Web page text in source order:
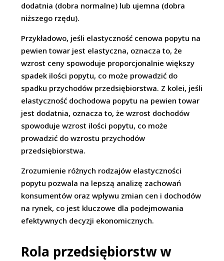
dodatnia (dobra normalne) lub ujemna (dobra
niższego rzędu).
Przykładowo, jeśli elastyczność cenowa popytu na
pewien towar jest elastyczna, oznacza to, że
wzrost ceny spowoduje proporcjonalnie większy
spadek ilości popytu, co może prowadzić do
spadku przychodów przedsiębiorstwa. Z kolei, jeśli
elastyczność dochodowa popytu na pewien towar
jest dodatnia, oznacza to, że wzrost dochodów
spowoduje wzrost ilości popytu, co może
prowadzić do wzrostu przychodów
przedsiębiorstwa.
Zrozumienie różnych rodzajów elastyczności
popytu pozwala na lepszą analizę zachowań
konsumentów oraz wpływu zmian cen i dochodów
na rynek, co jest kluczowe dla podejmowania
efektywnych decyzji ekonomicznych.
Rola przedsiębiorstw w